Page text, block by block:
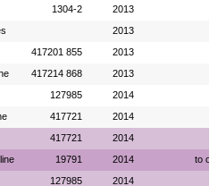
1304-2 2013
2013
417201 855 2013
417214 868 2013
127985 2014
417721 2014
417721 2014
19791 2014 to
127985 2014